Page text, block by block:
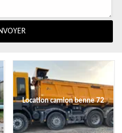
Location camion benne 72